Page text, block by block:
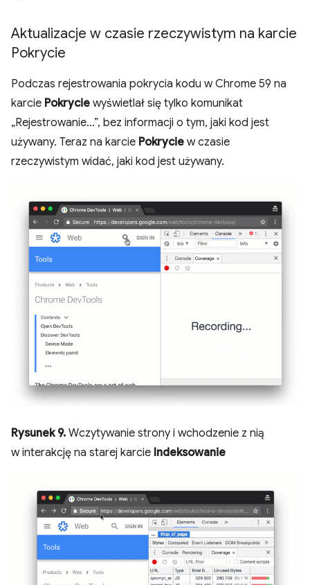
Aktualizacje w czasie rzeczywistym na karcie
Pokrycie
Podczas rejestrowania pokrycia kodu w Chrome 59 na
karcie Pokrycie wyświetlał się tylko komunikat
„Rejestrowanie…”, bez informacji o tym, jaki kod jest
używany. Teraz na karcie Pokrycie w czasie
rzeczywistym widać, jaki kod jest używany.
Rysunek 9. Wczytywanie strony i wchodzenie z nią
w interakcję na starej karcie Indeksowanie